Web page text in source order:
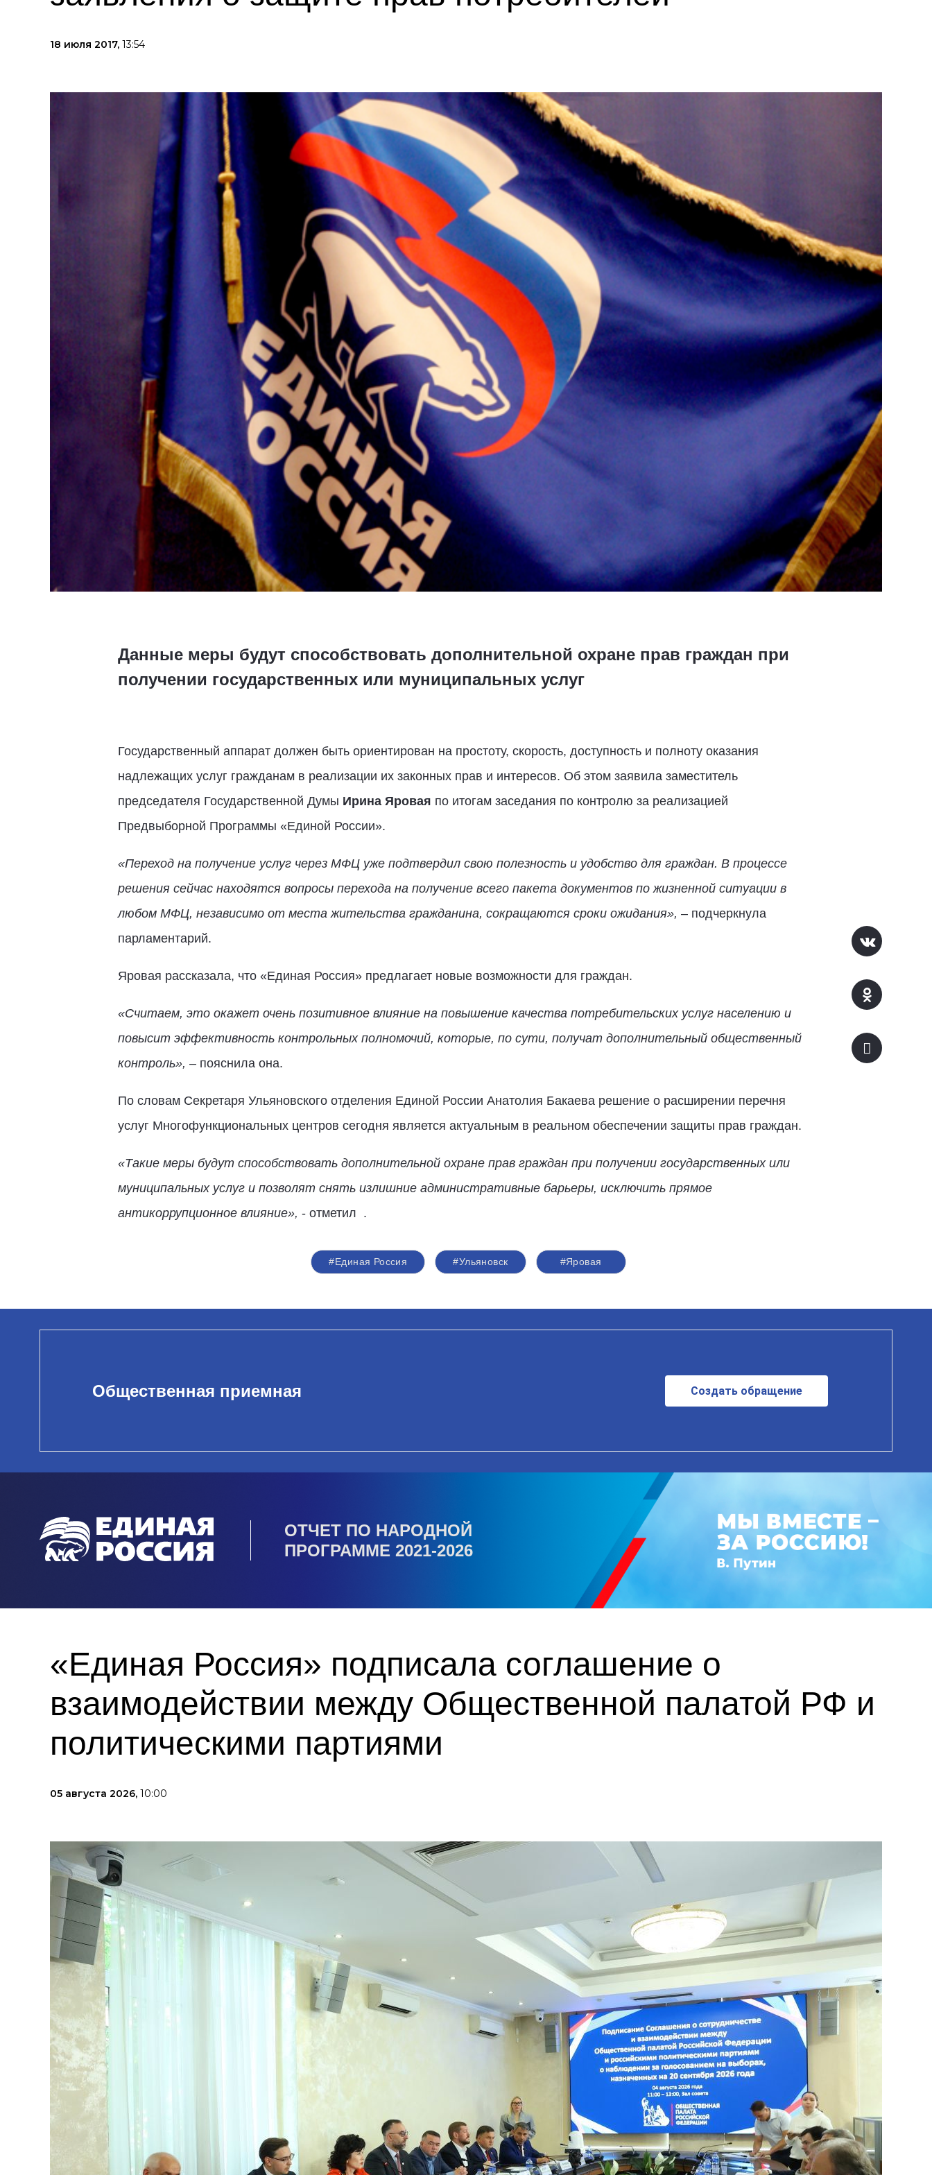
18 июля 2017, 13:54
Данные меры будут способствовать дополнительной охране прав граждан при
получении государственных или муниципальных услуг
Государственный аппарат должен быть ориентирован на простоту, скорость, доступность и полноту оказания
надлежащих услуг гражданам в реализации их законных прав и интересов. Об этом заявила заместитель
председателя Государственной Думы Ирина Яровая по итогам заседания по контролю за реализацией
Предвыборной Программы «Единой России».
«Переход на получение услуг через МФЦ уже подтвердил свою полезность и удобство для граждан. В процессе
решения сейчас находятся вопросы перехода на получение всего пакета документов по жизненной ситуации в
любом МФЦ, независимо от места жительства гражданина, сокращаются сроки ожидания», – подчеркнула
парламентарий.
Яровая рассказала, что «Единая Россия» предлагает новые возможности для граждан.
«Считаем, это окажет очень позитивное влияние на повышение качества потребительских услуг населению и
повысит эффективность контрольных полномочий, которые, по сути, получат дополнительный общественный
контроль», – пояснила она.
По словам Секретаря Ульяновского отделения Единой России Анатолия Бакаева решение о расширении перечня
услуг Многофункциональных центров сегодня является актуальным в реальном обеспечении защиты прав граждан.
«Такие меры будут способствовать дополнительной охране прав граждан при получении государственных или
муниципальных услуг и позволят снять излишние административные барьеры, исключить прямое
антикоррупционное влияние», - отметил .
#Единая Россия #Ульяновск #Яровая
Общественная приемная Создать обращение
ОТЧЕТ ПО НАРОДНОЙ
ПРОГРАММЕ 2021-2026
«Единая Россия» подписала соглашение о
взаимодействии между Общественной палатой РФ и
политическими партиями
05 августа 2026, 10:00